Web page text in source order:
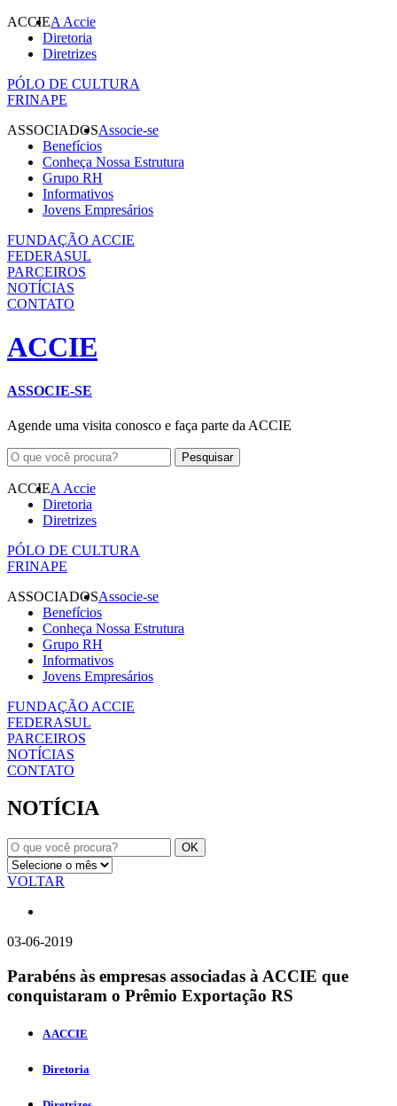
ACCIEA Accie
Diretoria
Diretrizes
PÓLO DE CULTURA
FRINAPE
ASSOCIADOSAssocie-se
Benefícios
Conheça Nossa Estrutura
Grupo RH
Informativos
Jovens Empresários
FUNDAÇÃO ACCIE
FEDERASUL
PARCEIROS
NOTÍCIAS
CONTATO
ACCIE
ASSOCIE-SE
Agende uma visita conosco e faça parte da ACCIE
ACCIEA Accie
Diretoria
Diretrizes
PÓLO DE CULTURA
FRINAPE
ASSOCIADOSAssocie-se
Benefícios
Conheça Nossa Estrutura
Grupo RH
Informativos
Jovens Empresários
FUNDAÇÃO ACCIE
FEDERASUL
PARCEIROS
NOTÍCIAS
CONTATO
NOTÍCIA
VOLTAR
03-06-2019
Parabéns às empresas associadas à ACCIE que
conquistaram o Prêmio Exportação RS
A ACCIE
Diretoria